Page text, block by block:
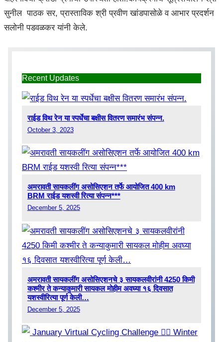
सुनील पाठक सर, प्रास्ताविक श्री प्रवीण खांडपासोळे व आभार प्रदर्शन
सलोनी पडवळकर यांनी केले.
Recent Updates
राईड विथ रेन या स्पर्धेचा बक्षीस वितरण समारंभ संपन्न.
October 3, 2023
अमरावती सायकलींग असोसिएशन तर्फे आयोजित 400 km
BRM राईड यशस्वी रित्या संपन्न***
December 5, 2025
अमरावती सायकलींग असोसिएशनचे ३ सायकलवीरांनी 4250 किमी
कश्मीर ते कन्याकुमारी सायकल मोहीम अवघ्या १६ दिवसात
यशस्वीरित्या पूर्ण केली…
December 5, 2025